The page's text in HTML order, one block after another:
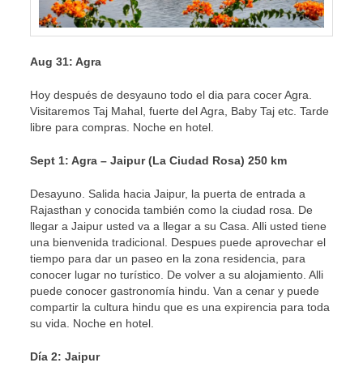
Aug 31: Agra
Hoy después de desyauno todo el dia para cocer Agra.
Visitaremos Taj Mahal, fuerte del Agra, Baby Taj etc. Tarde
libre para compras. Noche en hotel.
Sept 1: Agra – Jaipur (La Ciudad Rosa) 250 km
Desayuno. Salida hacia Jaipur, la puerta de entrada a
Rajasthan y conocida también como la ciudad rosa. De
llegar a Jaipur usted va a llegar a su Casa. Alli usted tiene
una bienvenida tradicional. Despues puede aprovechar el
tiempo para dar un paseo en la zona residencia, para
conocer lugar no turístico. De volver a su alojamiento. Alli
puede conocer gastronomía hindu. Van a cenar y puede
compartir la cultura hindu que es una expirencia para toda
su vida. Noche en hotel.
Día 2: Jaipur